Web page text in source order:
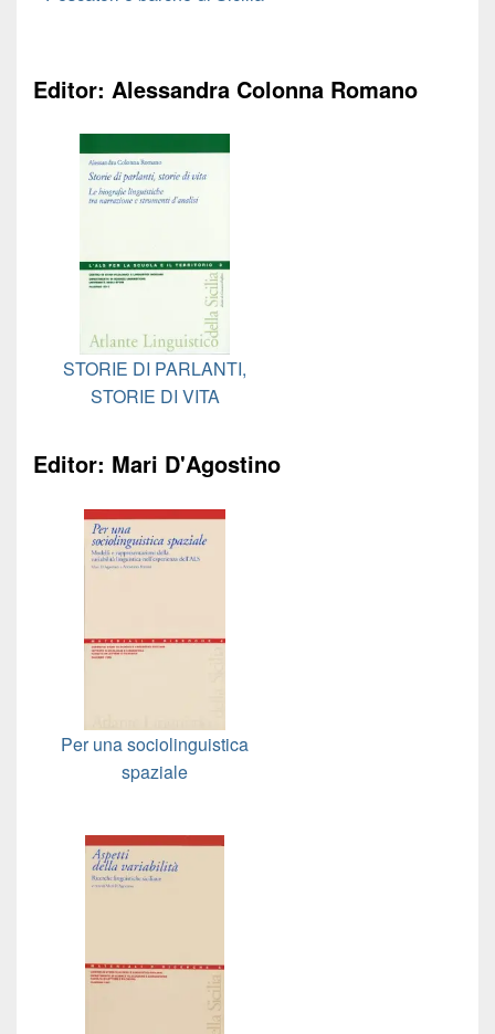
Editor: Alessandra Colonna Romano
STORIE DI PARLANTI,
STORIE DI VITA
Editor: Mari D'Agostino
Per una sociolinguistica
spaziale